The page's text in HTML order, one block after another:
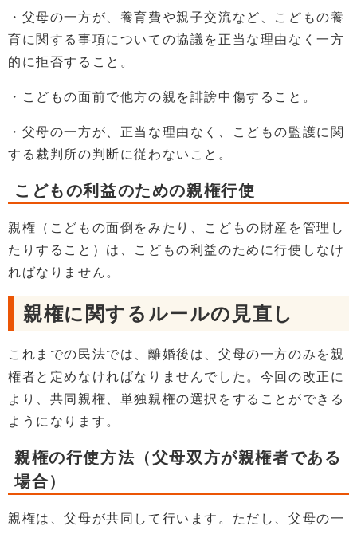
・父母の一方が、養育費や親子交流など、こどもの養
育に関する事項についての協議を正当な理由なく一方
的に拒否すること。
・こどもの面前で他方の親を誹謗中傷すること。
・父母の一方が、正当な理由なく、こどもの監護に関
する裁判所の判断に従わないこと。
こどもの利益のための親権行使
親権（こどもの面倒をみたり、こどもの財産を管理し
たりすること）は、こどもの利益のために行使しなけ
ればなりません。
親権に関するルールの見直し
これまでの民法では、離婚後は、父母の一方のみを親
権者と定めなければなりませんでした。今回の改正に
より、共同親権、単独親権の選択をすることができる
ようになります。
親権の行使方法（父母双方が親権者である
場合）
親権は、父母が共同して行います。ただし、父母の一